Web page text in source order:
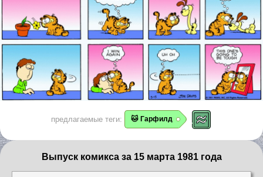
предлагаемые теги: 🐱 Гарфилд
Выпуск комикса за 15 марта 1981 года